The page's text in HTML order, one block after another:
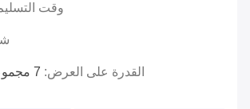
وقت
القدرة على العرض: 7 مجموعات في 4 أشهر